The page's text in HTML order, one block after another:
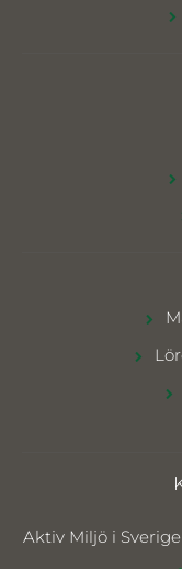
Aktiv Miljö i